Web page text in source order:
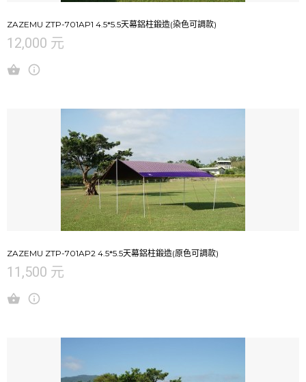
ZAZEMU ZTP-701AP1 4.5*5.5天幕鋁柱鍛造(染色可調款)
12,000 元
ZAZEMU ZTP-701AP2 4.5*5.5天幕鋁柱鍛造(原色可調款)
11,500 元